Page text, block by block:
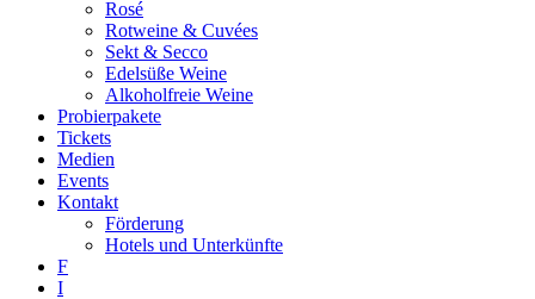
Rosé
Rotweine & Cuvées
Sekt & Secco
Edelsüße Weine
Alkoholfreie Weine
Probierpakete
Tickets
Medien
Events
Kontakt
Förderung
Hotels und Unterkünfte
F
I